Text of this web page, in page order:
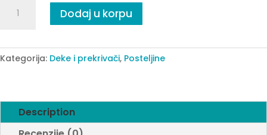
jorgan
quantity
Dodaj u korpu
Kategorija: Deke i prekrivači, Posteljine
Description